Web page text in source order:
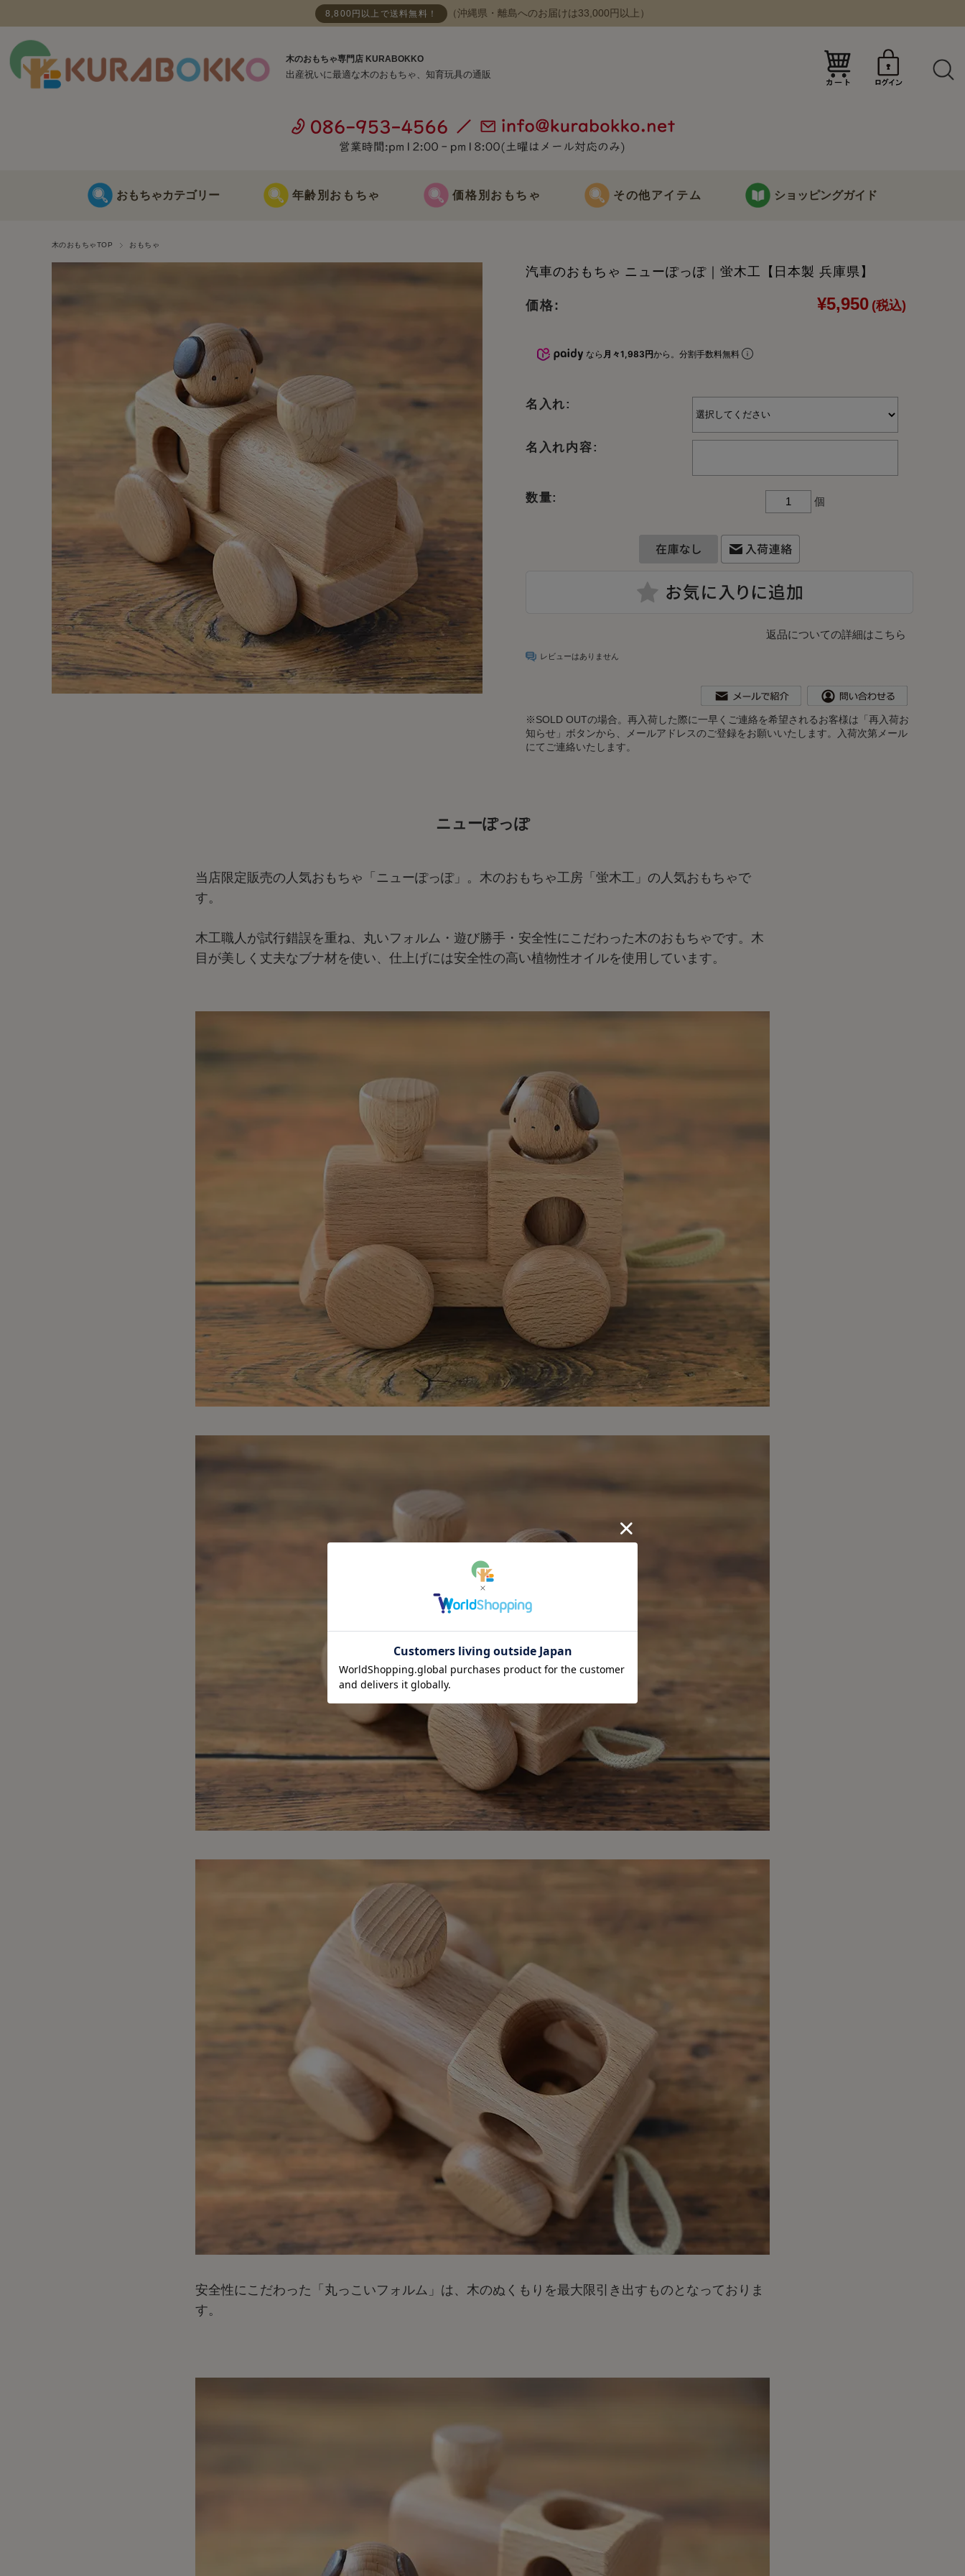
8,800円以上で送料無料！ （沖縄県・離島へのお届けは33,000円以上）
木のおもちゃ専門店 KURABOKKO
出産祝いに最適な木のおもちゃ、知育玩具の通販
おもちゃカテゴリー
日本製 木のおもちゃ
出産祝い向け木のおもちゃ
名入れ対応 木のおもちゃ
保育園・幼稚園向けおもちゃ
すべてのおもちゃ
ブランド一覧
年齢別おもちゃ
2歳に最適なおもちゃ
3歳に最適なおもちゃ
価格別おもちゃ
3000円～5000円までのおもちゃ
その他アイテム
木製品のお手入れ
子供向けアイテム
ショッピングガイド
よくあるご質問
木のおもちゃTOP おもちゃ
汽車のおもちゃ ニューぽっぽ｜蛍木工【日本製 兵庫県】
価格: ¥5,950 (税込)
なら 月々1,983円から。分割手数料無料
名入れ:
名入れ内容:
数量: 個
返品についての詳細はこちら
レビューはありません
※SOLD OUTの場合。再入荷した際に一早くご連絡を希望されるお客様は「再入荷お
知らせ」ボタンから、メールアドレスのご登録をお願いいたします。入荷次第メール
にてご連絡いたします。
ニューぽっぽ
当店限定販売の人気おもちゃ「ニューぽっぽ」。木のおもちゃ工房「蛍木工」の人気おもちゃで
す。
木工職人が試行錯誤を重ね、丸いフォルム・遊び勝手・安全性にこだわった木のおもちゃです。木
目が美しく丈夫なブナ材を使い、仕上げには安全性の高い植物性オイルを使用しています。
安全性にこだわった「丸っこいフォルム」は、木のぬくもりを最大限引き出すものとなっておりま
す。